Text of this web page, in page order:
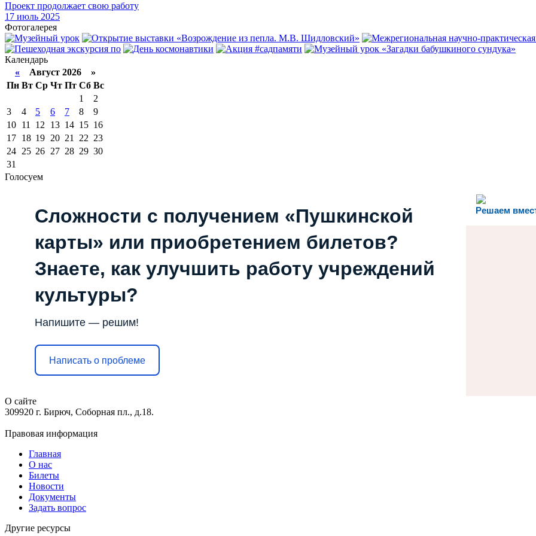
Проект продолжает свою работу
17 июль 2025
Фотогалерея
Календарь
« Август 2026 »
Пн Вт Ср Чт Пт Сб Вс
1
2
3
4 5 6 7 8
9
10 11 12 13 14 15 16
17 18 19 20 21 22 23
24 25 26 27 28 29 30
31
Голосуем
Решаем
Сложности с получением «Пушкинской
карты» или приобретением билетов?
Знаете, как улучшить работу учреждений
культуры?
Напишите — решим!
Написать о проблеме
О сайте
309920 г. Бирюч, Соборная пл., д.18.
Правовая информация
Главная
О нас
Билеты
Новости
Документы
Задать вопрос
Другие ресурсы